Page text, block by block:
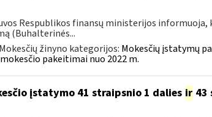
Respublikos finansų ministerijos informuoja,
(Buhalterinės...
Mokesčių žinyno kategorijos: Mokesčių įstatymų
pakeitimai nuo 2022 m.
įstatymo 41 straipsnio 1 dalies ir43